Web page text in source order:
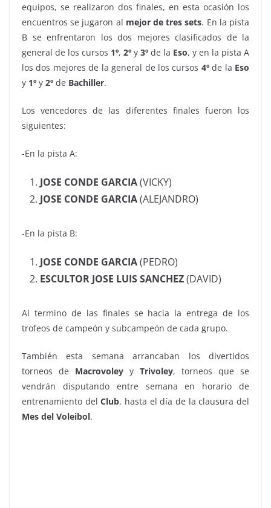
equipos, se realizaron dos finales, en esta ocasión los
encuentros se jugaron al mejor de tres sets. En la pista
B se enfrentaron los dos mejores clasificados de la
general de los cursos 1º, 2º y 3º de la Eso, y en la pista A
los dos mejores de la general de los cursos 4ºde la Eso
y 1º y 2º de Bachiller.
Los vencedores de las diferentes finales fueron los
siguientes:
-En la pista A:
JOSE CONDE GARCIA(VICKY)
JOSE CONDE GARCIA(ALEJANDRO)
-En la pista B:
JOSE CONDE GARCIA(PEDRO)
ESCULTOR JOSE LUIS SANCHEZ(DAVID)
Al termino de las finales se hacia la entrega de los
trofeos de campeón y subcampeón de cada grupo.
También esta semana arrancaban los divertidos
torneos de Macrovoley y Trivoley, torneos que se
vendrán disputando entre semana en horario de
entrenamiento delClub, hasta el día de la clausura del
Mes del Voleibol.